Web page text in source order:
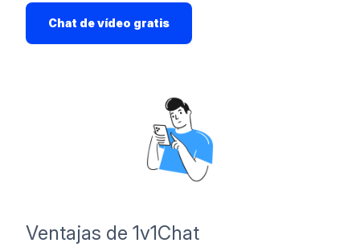
Chat de vídeo gratis
Ventajas de 1v1Chat